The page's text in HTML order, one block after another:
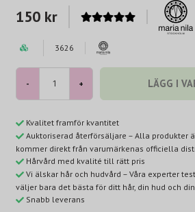
150 kr
3626
- + LÄGG I
Kvalitet framför kvantitet
Auktoriserad återförsäljare – Alla produkter
kommer direkt från varumärkenas officiella
Hårvård med kvalité till rätt pris
Vi älskar hår och hudvård – Våra experter
väljer bara det bästa för ditt hår, din hud och din
Snabb leverans